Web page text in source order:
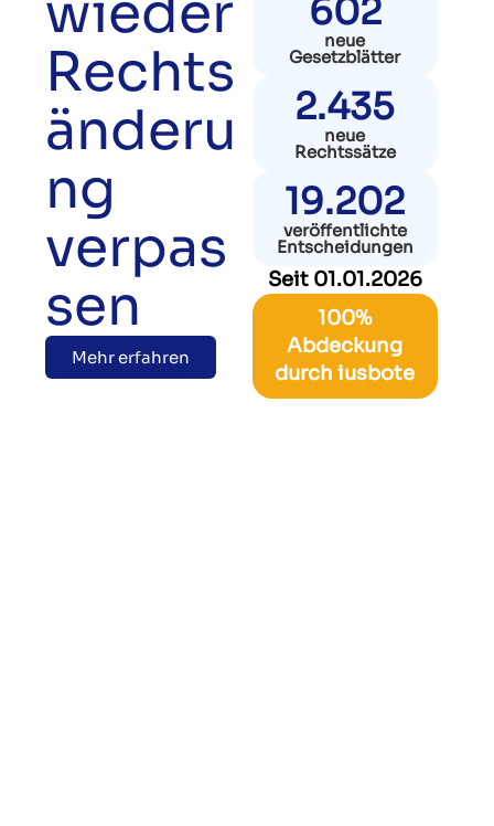
Rechts
änderu
ng
verpas
sen
Mehr erfahren
602
neue
Gesetzblätter
neue
Rechtssätze
2.435
19.202
veröffentlichte
Entscheidungen
Seit 01.01.2026
100%
Abdeckung
durch iusbote